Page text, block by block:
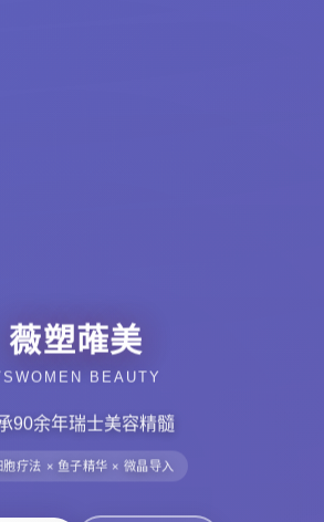
薇塑蓶美
BEAUTY
90余年瑞士美容精髓
胞疗法 × 鱼子精华 × 微晶导入